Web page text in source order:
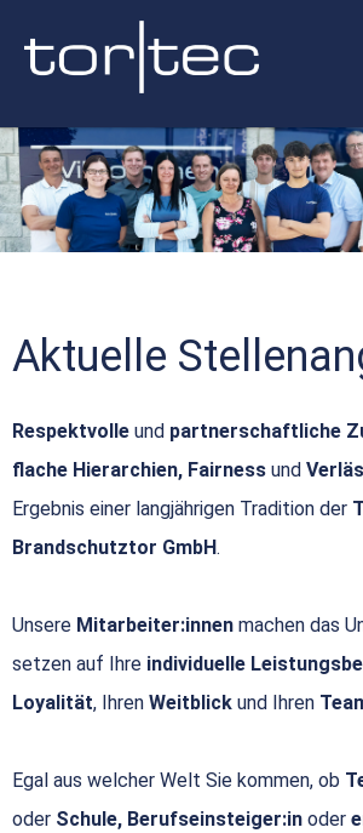
Aktuelle
Respektvolle und partnerschaftliche
flache Hierarchien, Fairness und
Ergebnis einer langjährigen Tradition der
Brandschutztor GmbH.
Unsere Mitarbeiter:innen machen das
setzen auf Ihre individuelle
Loyalität, Ihren Weitblick und Ihren
Egal aus welcher Welt Sie kommen, ob
oder Schule, Berufseinsteiger:in oder